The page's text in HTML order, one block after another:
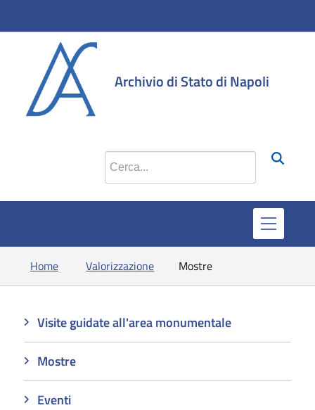
Archivio di Stato di Napoli
Cerca nel sito
Home Valorizzazione Mostre
Visite guidate all'area monumentale
Mostre
Eventi